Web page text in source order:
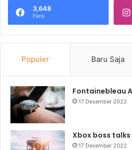
3,648
Fans
Populer Baru Saja
Fontainebleau
17 Desember 2022
Xbox boss
17 Desember 2022